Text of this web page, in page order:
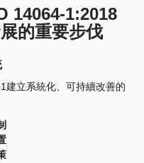
14064-1:2018
的重要步伐
建立系統化、可持續改善的